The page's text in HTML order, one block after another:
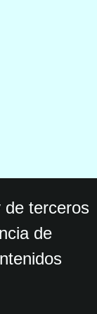
de terceros
de